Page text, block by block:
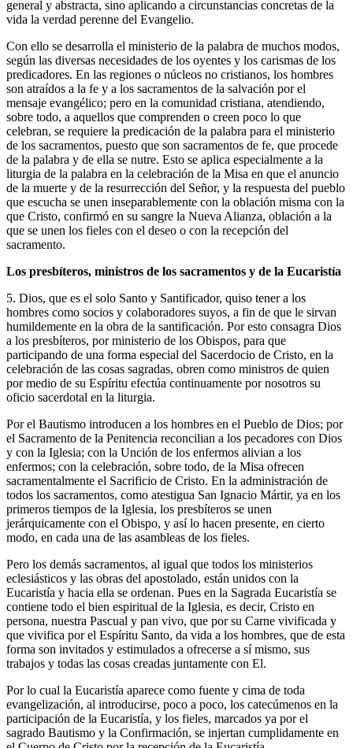
general y abstracta, sino aplicando a circunstancias concretas de la
vida la verdad perenne del Evangelio.
Con ello se desarrolla el ministerio de la palabra de muchos modos,
según las diversas necesidades de los oyentes y los carismas de los
predicadores. En las regiones o núcleos no cristianos, los hombres
son atraídos a la fe y a los sacramentos de la salvación por el
mensaje evangélico; pero en la comunidad cristiana, atendiendo,
sobre todo, a aquellos que comprenden o creen poco lo que
celebran, se requiere la predicación de la palabra para el ministerio
de los sacramentos, puesto que son sacramentos de fe, que procede
de la palabra y de ella se nutre. Esto se aplica especialmente a la
liturgia de la palabra en la celebración de la Misa en que el anuncio
de la muerte y de la resurrección del Señor, y la respuesta del pueblo
que escucha se unen inseparablemente con la oblación misma con la
que Cristo, confirmó en su sangre la Nueva Alianza, oblación a la
que se unen los fieles con el deseo o con la recepción del
sacramento.
Los presbíteros, ministros de los sacramentos y de la Eucaristía
5. Dios, que es el solo Santo y Santificador, quiso tener a los
hombres como socios y colaboradores suyos, a fin de que le sirvan
humildemente en la obra de la santificación. Por esto consagra Dios
a los presbíteros, por ministerio de los Obispos, para que
participando de una forma especial del Sacerdocio de Cristo, en la
celebración de las cosas sagradas, obren como ministros de quien
por medio de su Espíritu efectúa continuamente por nosotros su
oficio sacerdotal en la liturgia.
Por el Bautismo introducen a los hombres en el Pueblo de Dios; por
el Sacramento de la Penitencia reconcilian a los pecadores con Dios
y con la Iglesia; con la Unción de los enfermos alivian a los
enfermos; con la celebración, sobre todo, de la Misa ofrecen
sacramentalmente el Sacrificio de Cristo. En la administración de
todos los sacramentos, como atestigua San Ignacio Mártir, ya en los
primeros tiempos de la Iglesia, los presbíteros se unen
jerárquicamente con el Obispo, y así lo hacen presente, en cierto
modo, en cada una de las asambleas de los fieles.
Pero los demás sacramentos, al igual que todos los ministerios
eclesiásticos y las obras del apostolado, están unidos con la
Eucaristía y hacia ella se ordenan. Pues en la Sagrada Eucaristía se
contiene todo el bien espiritual de la Iglesia, es decir, Cristo en
persona, nuestra Pascual y pan vivo, que por su Carne vivificada y
que vivifica por el Espíritu Santo, da vida a los hombres, que de esta
forma son invitados y estimulados a ofrecerse a sí mismo, sus
trabajos y todas las cosas creadas juntamente con El.
Por lo cual la Eucaristía aparece como fuente y cima de toda
evangelización, al introducirse, poco a poco, los catecúmenos en la
participación de la Eucaristía, y los fieles, marcados ya por el
sagrado Bautismo y la Confirmación, se injertan cumplidamente en